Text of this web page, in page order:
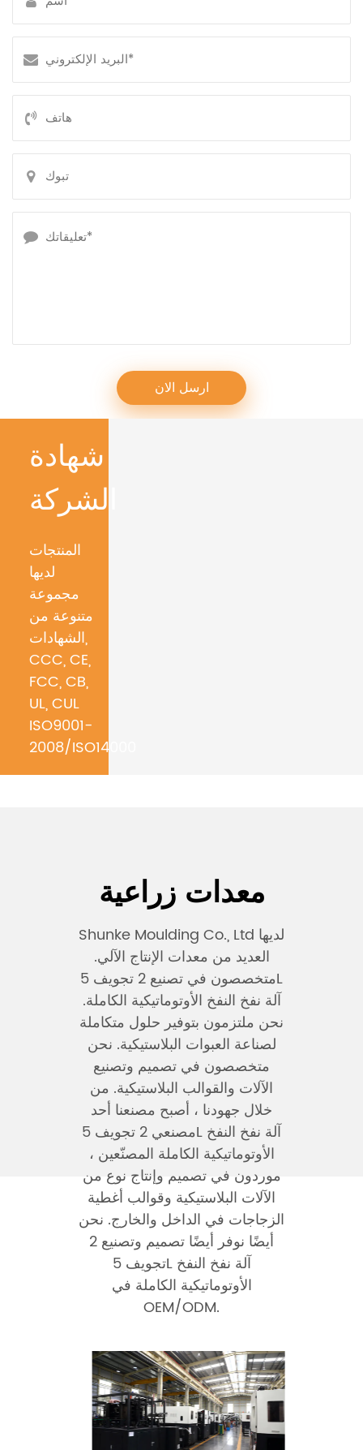
شهادة
الشركة
المنتجات
لديها
مجموعة
متنوعة من
الشهادات,
CCC, CE,
FCC, CB,
UL, CUL
ISO9001-
2008/ISO14000
معدات زراعية
Shunke Moulding Co., Ltd لديها
العديد من معدات الإنتاج الآلي.
متخصصون في تصنيع 2 تجويف 5L
آلة نفخ النفخ الأوتوماتيكية الكاملة.
نحن ملتزمون بتوفير حلول متكاملة
لصناعة العبوات البلاستيكية. نحن
متخصصون في تصميم وتصنيع
الآلات والقوالب البلاستيكية. من
خلال جهودنا ، أصبح مصنعنا أحد
مصنعي
2 تجويف 5L آلة نفخ النفخ
الأوتوماتيكية الكاملة المصنّعين ،
موردون في تصميم وإنتاج نوع من
الآلات البلاستيكية وقوالب أغطية
الزجاجات في الداخل والخارج. نحن
أيضًا نوفر أيضًا تصميم وتصنيع 2
تجويف 5L آلة نفخ النفخ
الأوتوماتيكية الكاملة في
OEM/ODM.